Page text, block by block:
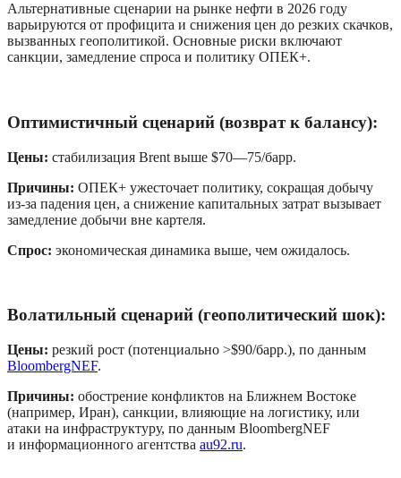
Альтернативные сценарии на рынке нефти в 2026 году
варьируются от профицита и снижения цен до резких скачков,
вызванных геополитикой. Основные риски включают
санкции, замедление спроса и политику ОПЕК+.
Оптимистичный сценарий (возврат к балансу):
Цены: стабилизация Brent выше $70—75/барр.
Причины: ОПЕК+ ужесточает политику, сокращая добычу
из-за падения цен, а снижение капитальных затрат вызывает
замедление добычи вне картеля.
Спрос: экономическая динамика выше, чем ожидалось.
Волатильный сценарий (геополитический шок):
Цены:
BloombergNEF.
Причины: обострение конфликтов на Ближнем Востоке
(например, Иран), санкции, влияющие на логистику, или
атаки на инфраструктуру, по данным BloombergNEF
и информационного агентства au92.ru.